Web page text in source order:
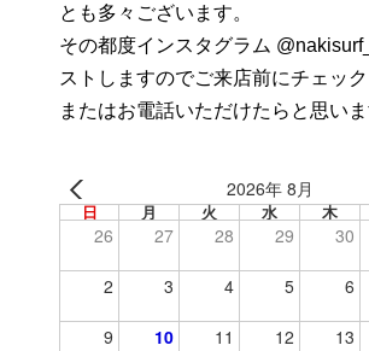
とも多々ございます。
その都度インスタグラム
ストしますのでご来店前にチェック
またはお電話いただけたらと思いま
2026年 8月
日 月 火 水 木
26 27 28 29 30
2 3 4 5 6
9 10 11 12 13